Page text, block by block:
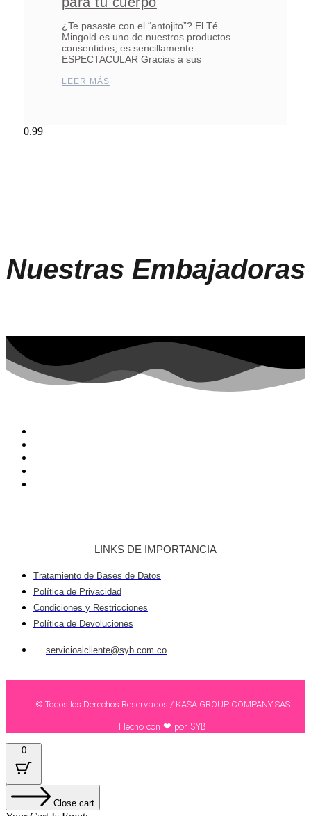
¿Te pasaste con el “antojito”? El Té
Mingold es uno de nuestros productos
consentidos, es sencillamente
ESPECTACULAR Gracias a sus
LEER MÁS
Nuestras Embajadoras
LINKS DE IMPORTANCIA
Tratamiento de Bases de Datos
Política de Privacidad
Condiciones y Restricciones
Política de Devoluciones
servicioalcliente@syb.com.co
© Todos los Derechos Reservados / KASA GROUP COMPANY SAS
Hecho con ❤ por SYB
0
Close cart